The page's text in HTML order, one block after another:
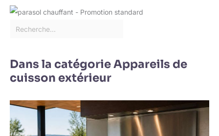
Dans la catégorie Appareils de
cuisson extérieur